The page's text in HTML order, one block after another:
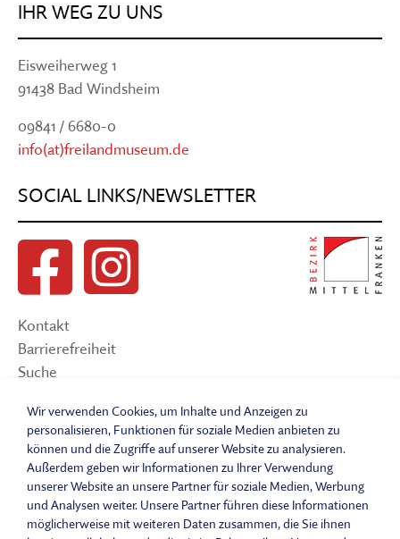
IHR WEG ZU UNS
Eisweiherweg 1
91438 Bad Windsheim
09841 / 6680-0
info(at)freilandmuseum.de
SOCIAL LINKS/NEWSLETTER
Kontakt
Barrierefreiheit
Suche
Impressum
Datenschutzerklärung
Barrierefreiheitserklärung
Leichte Sprache
Widerrufsbelehrung
Vertrag widerrufen
Wir verwenden Cookies, um Inhalte und Anzeigen zu
personalisieren, Funktionen für soziale Medien anbieten zu
können und die Zugriffe auf unserer Website zu analysieren.
Außerdem geben wir Informationen zu Ihrer Verwendung
unserer Website an unsere Partner für soziale Medien, Werbung
und Analysen weiter. Unsere Partner führen diese Informationen
möglicherweise mit weiteren Daten zusammen, die Sie ihnen